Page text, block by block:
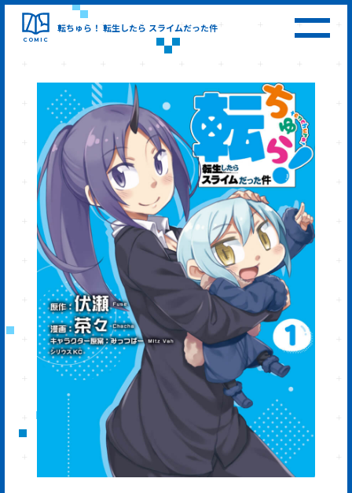
COMIC
転ちゅら！ 転生したら スライムだった件